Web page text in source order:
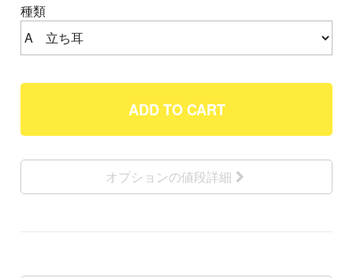
種類
ADD TO CART
オプションの値段詳細